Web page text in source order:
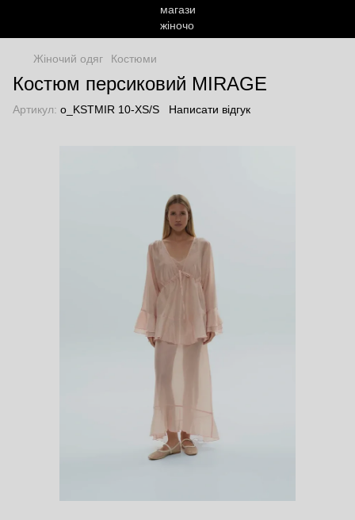
Жіночий одяг Костюми
Костюм персиковий MIRAGE
Артикул: o_KSTMIR 10-XS/S Написати відгук